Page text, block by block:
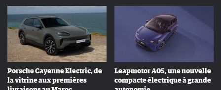
Porsche Cayenne Electric, de
la vitrine aux premières
Leapmotor A05, une nouvelle
compacte électrique à grande